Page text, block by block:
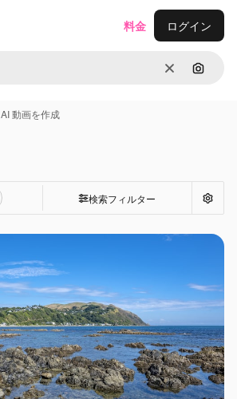
消去 画像で
料金 ログイン
AI 動画を作成
検索フィルター